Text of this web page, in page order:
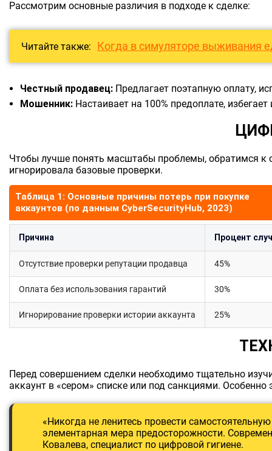
Рассмотрим основные различия в подходе к сделке:
Читайте также: Когда в симуляторе выживания
Честный продавец: Предлагает поэтапную оплату,
Мошенник: Настаивает на 100% предоплате,
Чтобы лучше понять масштабы проблемы, обратимся к
игнорировала базовые проверки.
Таблица 1: Основные причины потерь при покупке
аккаунтов (по данным CyberSecurityHub, 2023)
Причина Процент
Отсутствие проверки репутации продавца 45%
Оплата без использования гарантий 30%
Игнорирование проверки истории аккаунта 25%
Перед совершением сделки необходимо тщательно
аккаунт в «сером» списке или под санкциями.
«Никогда не ленитесь провести
элементарная мера предосторожности.
Ковалева, специалист по цифровой гигиене.